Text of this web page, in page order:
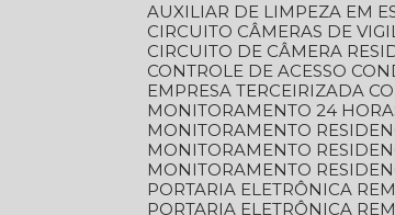
AUXILIAR DE LIMPEZA EM
CIRCUITO CÂMERAS DE
CIRCUITO DE CÂMERA
CONTROLE DE ACESSO
EMPRESA TERCEIRIZADA
MONITORAMENTO 24
MONITORAMENTO
MONITORAMENTO
MONITORAMENTO
PORTARIA ELETRÔNICA
PORTARIA ELETRÔNICA